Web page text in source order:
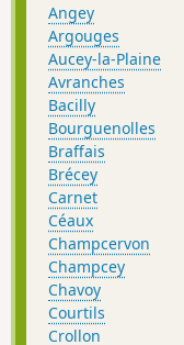
Angey
Argouges
Aucey-la-Plaine
Avranches
Bacilly
Bourguenolles
Braffais
Brécey
Carnet
Céaux
Champcervon
Champcey
Chavoy
Courtils
Crollon